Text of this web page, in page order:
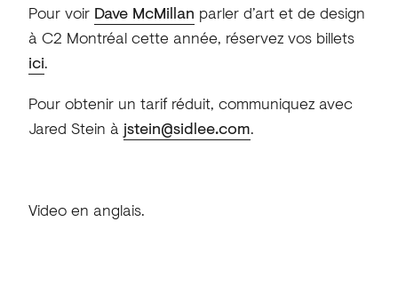
Pour voir Dave McMillan parler d’art et de design
à C2 Montréal cette année, réservez vos billets
ici.
Pour obtenir un tarif réduit, communiquez avec
Jared Stein à jstein@sidlee.com.
Video en anglais.